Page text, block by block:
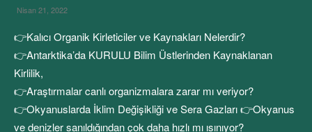
Nisan 21, 2022
👉Kalıcı Organik Kirleticiler ve Kaynakları Nelerdir?
👉Antarktika’da KURULU Bilim Üstlerinden Kaynaklanan
Kirlilik,
👉Araştırmalar canlı organizmalara zarar mı veriyor?
👉Okyanuslarda İklim Değişikliği ve Sera Gazları 👉Okyanus
ve denizler sanıldığından çok daha hızlı mı ısınıyor?